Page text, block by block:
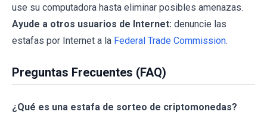
use su computadora hasta eliminar posibles amenazas.
Ayude a otros usuarios de Internet: denuncie las
estafas por Internet a la Federal Trade Commission.
Preguntas Frecuentes (FAQ)
¿Qué es una estafa de sorteo de criptomonedas?